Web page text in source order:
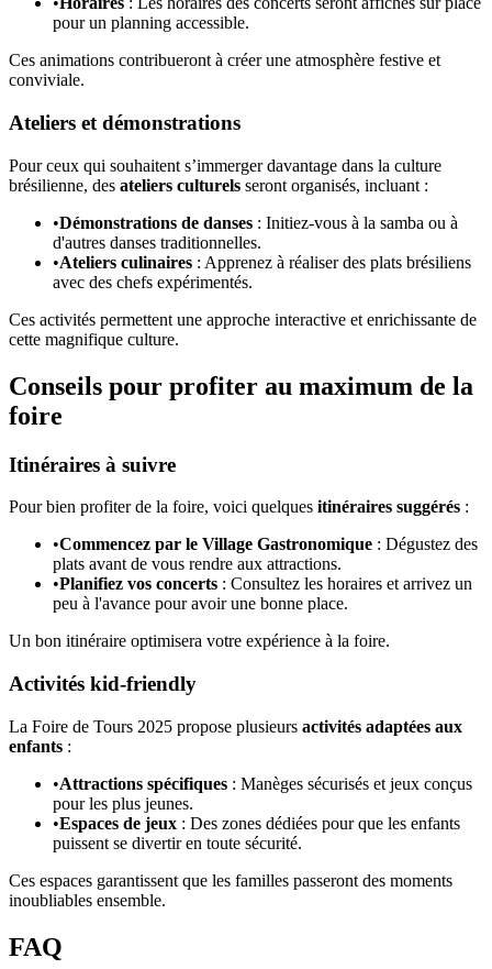
pour un planning accessible.
Ces animations contribueront à créer une atmosphère festive et
conviviale.
Ateliers et démonstrations
Pour ceux qui souhaitent s’immerger davantage dans la culture
brésilienne, des ateliers culturels seront organisés, incluant :
•Démonstrations de danses : Initiez-vous à la samba ou à
d'autres danses traditionnelles.
•Ateliers culinaires : Apprenez à réaliser des plats brésiliens
avec des chefs expérimentés.
Ces activités permettent une approche interactive et enrichissante de
cette magnifique culture.
Conseils pour profiter au maximum de la
foire
Itinéraires à suivre
Pour bien profiter de la foire, voici quelques itinéraires suggérés :
•Commencez par le Village Gastronomique : Dégustez des
plats avant de vous rendre aux attractions.
•Planifiez vos concerts : Consultez les horaires et arrivez un
peu à l'avance pour avoir une bonne place.
Un bon itinéraire optimisera votre expérience à la foire.
Activités kid-friendly
La Foire de Tours 2025 propose plusieurs activités adaptées aux
enfants :
•Attractions spécifiques : Manèges sécurisés et jeux conçus
pour les plus jeunes.
•Espaces de jeux : Des zones dédiées pour que les enfants
puissent se divertir en toute sécurité.
Ces espaces garantissent que les familles passeront des moments
inoubliables ensemble.
FAQ